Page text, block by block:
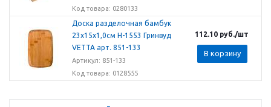
Код товара: 0280133
Доска разделочная бамбук
23х15х1,0см H-1553 Гринвуд
VETTA арт. 851-133
Артикул: 851-133
Код товара: 0128555
112.10руб./шт
В корзину